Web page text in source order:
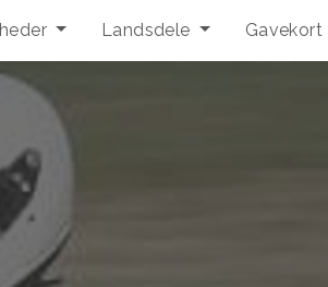
Landsdele Gavekort